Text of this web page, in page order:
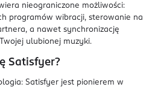
nieograniczone możliwości:
programów wibracji, sterowanie na
a nawet synchronizację
ulubionej muzyki.
Satisfyer?
Satisfyer jest pionierem w